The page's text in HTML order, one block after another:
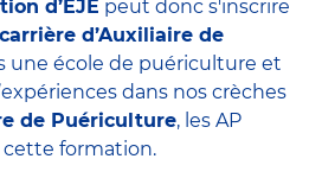
d’EJE peut donc s'inscrire
carrière d’Auxiliaire de
une école de puériculture et
dans nos crèches
de Puériculture, les AP
cette formation.